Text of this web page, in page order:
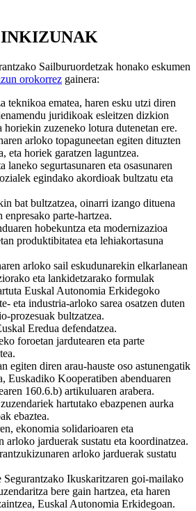
Sailburuordetzak honako eskumen
orokorrez gainera:
teknikoa ematea, haren esku utzi diren
juridikoak esleitzen dizkion
horiekin zuzeneko lotura dutenetan ere.
arloko topaguneetan egiten dituzten
eta horiek garatzen laguntzea.
laneko segurtasunaren eta osasunaren
egindako akordioak bultzatu eta
bat bultzatzea, oinarri izango dituena
parte-hartzea.
hobekuntza eta modernizazioa
produktibitatea eta lehiakortasuna
arloko sail eskudunarekin elkarlanean
eta lankidetzarako formulak
Euskal Autonomia Erkidegoko
eta industria-arloko sarea osatzen duten
prozesuak bultzatzea.
Eredua defendatzea.
foroetan jardutearen eta parte
egiten diren arau-hauste oso astunengatik
Euskadiko Kooperatiben abenduaren
160.6.b) artikuluaren arabera.
hartutako ebazpenen aurka
ebaztea.
ekonomia solidarioaren eta
arloko jarduerak sustatu eta koordinatzea.
arloko jarduerak sustatu
Segurantzako Ikuskaritzaren goi-mailako
bere gain hartzea, eta haren
Euskal Autonomia Erkidegoan.